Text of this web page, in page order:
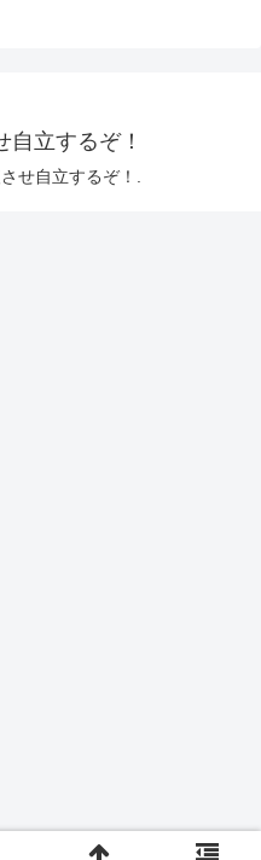
自立するぞ！
せ自立するぞ！.